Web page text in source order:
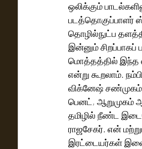
ஒலிக்கும்
படத்தொகுப்பாளர்
தொழில்நுட்ப
இன்னும் சிறப்பாகப்
மொத்தத்தில் இந்த
என்று கூறலாம்.
விக்னேஷ்
பெனட், ஆறுமுகம்
தமிழில் நீண்ட
ராஜசேகர். என்
இரட்டையர்கள்